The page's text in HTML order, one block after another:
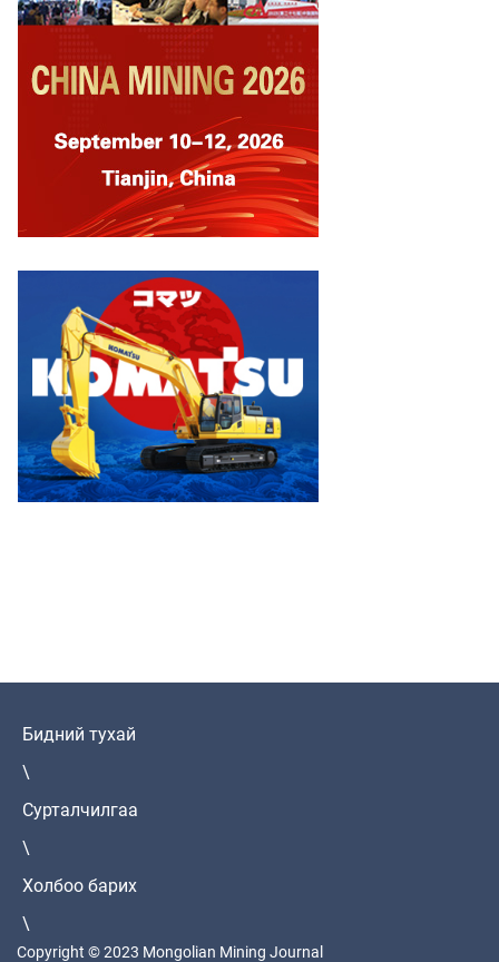
Бидний тухай
\
Сурталчилгаа
\
Холбоо барих
\
Copyright © 2023 Mongolian Mining Journal